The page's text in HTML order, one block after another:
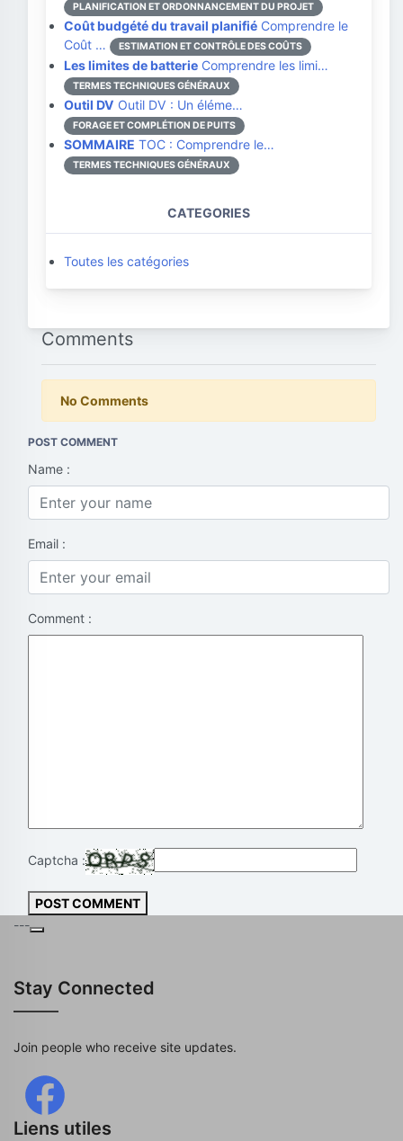
PLANIFICATION ET ORDONNANCEMENT DU PROJET
Coût budgété du travail planifié Comprendre le
Coût …
ESTIMATION ET CONTRÔLE DES COÛTS
Les limites de batterie Comprendre les limi…
TERMES TECHNIQUES GÉNÉRAUX
Outil DV Outil DV : Un éléme…
FORAGE ET COMPLÉTION DE PUITS
SOMMAIRE TOC : Comprendre le…
TERMES TECHNIQUES GÉNÉRAUX
CATEGORIES
Toutes les catégories
Comments
No Comments
POST COMMENT
Name :
Email :
Comment :
Captcha :
POST COMMENT
---
Stay Connected
Join people who receive site updates.
Liens utiles